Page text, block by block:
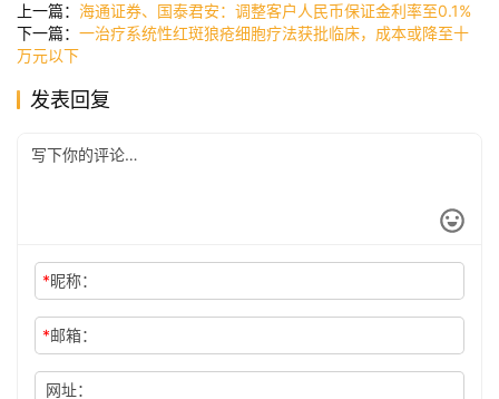
公
时
技
上一篇： 海通证券、国泰君安：调整客户人民币保证金利率至0.1%
下一篇： 一治疗系统性红斑狼疮细胞疗法获批临床，成本或降至十
万元以下
发表回复
*昵称：
*邮箱：
网址：